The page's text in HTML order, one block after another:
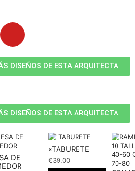
DISEÑOS DE ESTA ARQUITECTA
DISEÑOS DE ESTA ARQUITECTA
DE
«TABURETE
€39.00